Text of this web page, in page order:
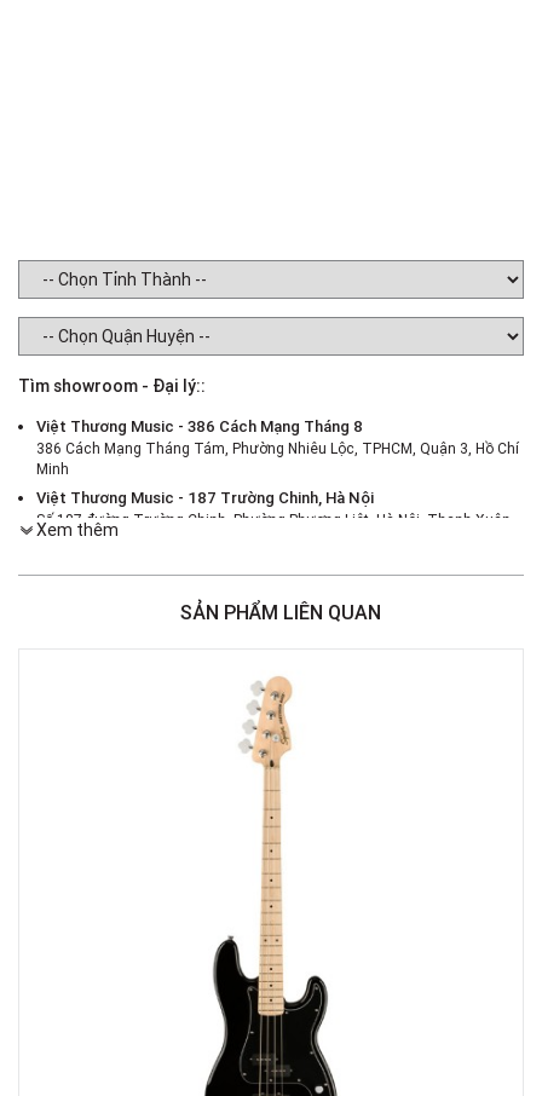
Tìm showroom - Đại lý::
Việt Thương Music - 386 Cách Mạng Tháng 8
386 Cách Mạng Tháng Tám, Phường Nhiêu Lộc, TPHCM, Quận 3, Hồ Chí
Minh
Việt Thương Music - 187 Trường Chinh, Hà Nội
Số 187 đường Trường Chinh, Phường Phương Liệt, Hà Nội, Thanh Xuân ,
Hà Nội
Việt Thương Music - 46 Hào Nam
Việt Thương Music - Crescent Mall
Việt Thương Music - 180 Võ Thị Sáu
180B Võ Thị Sáu, Phường Xuân Hòa, TPHCM, Quận 3, Hồ Chí Minh
Việt Thương Music - 369 Điện Biên Phủ
369 Điện Biên Phủ, Phường Bàn Cờ, TPHCM, Quận 3, Hồ Chí Minh
Việt Thương Music - 102Q An Dương Vương
102Q Đường An Dương Vương, Phường An Đông, TPHCM, Quận 5, Hồ Chí
Việt Thương Music - 49E Phan Đăng Lưu
49E Phan Đăng Lưu, Phường Bình Thạnh, TPHCM, Quận Bình Thạnh, Hồ
Việt Thương Music - Phường Gò Vấp
11 Đường số 3, Khu dân cư Cityland Park Hill, Phường Gò Vấp, TPHCM,
Việt Thương Music - 12 Quốc Hương
Tầng G, Tòa nhà Thảo Điền Pearl, 12 Quốc Hương, Phường An Khánh,
TPHCM, Quận 2, Hồ Chí Minh
Việt Thương Music - 442 Lũy Bán Bích
Xem thêm
SẢN PHẨM LIÊN QUAN